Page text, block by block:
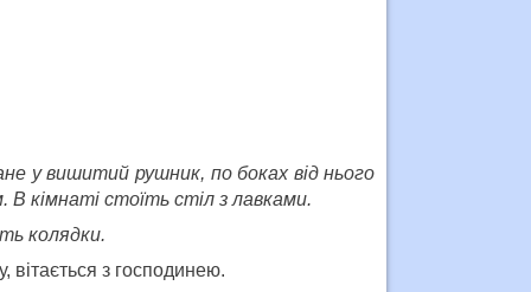
у вишитий рушник, по боках від нього
кімнаті стоїть стіл з лавками.
колядки.
вітається з господинею.